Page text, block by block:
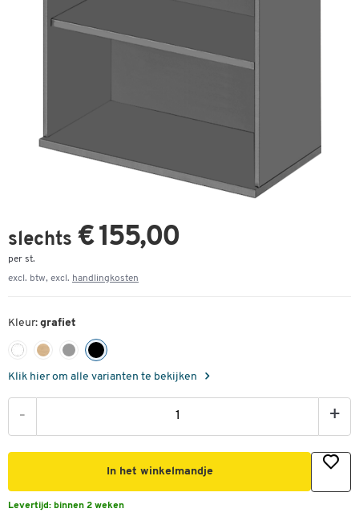
slechts € 155,00
per st.
excl. btw, excl. handlingkosten
Kleur: grafiet
Klik hier om alle varianten te bekijken
- +
In het winkelmandje
Levertijd: binnen 2 weken